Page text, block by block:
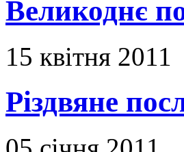
Великоднє
15 квітня 2011
Різдвяне